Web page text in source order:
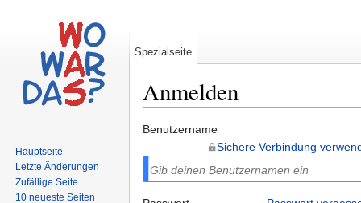
Anmelden
Benutzername
Sichere Verbindung
Spezialseite
Hauptseite
Letzte Änderungen
Zufällige Seite
10 neueste Seiten